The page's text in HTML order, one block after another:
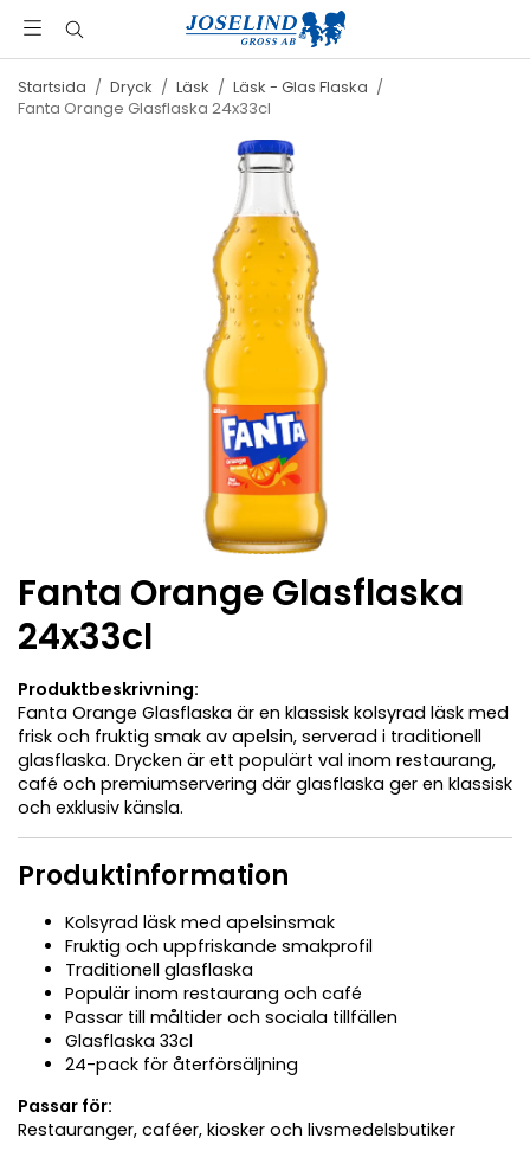
Startsida / Dryck / Läsk / Läsk - Glas Flaska /
Fanta Orange Glasflaska 24x33cl
Fanta Orange Glasflaska
24x33cl
Produktbeskrivning:
Fanta Orange Glasflaska är en klassisk kolsyrad läsk med
frisk och fruktig smak av apelsin, serverad i traditionell
glasflaska. Drycken är ett populärt val inom restaurang,
café och premiumservering där glasflaska ger en klassisk
och exklusiv känsla.
Produktinformation
Kolsyrad läsk med apelsinsmak
Fruktig och uppfriskande smakprofil
Traditionell glasflaska
Populär inom restaurang och café
Passar till måltider och sociala tillfällen
Glasflaska 33cl
24-pack för återförsäljning
Passar för:
Restauranger, caféer, kiosker och livsmedelsbutiker